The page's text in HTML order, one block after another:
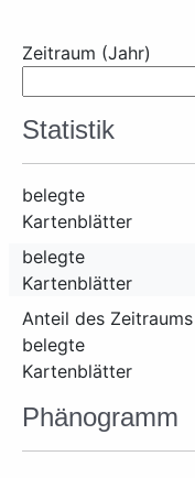
Zeitraum (Jahr)
Statistik
belegte
Kartenblätter
belegte
Kartenblätter
Anteil des Zeitraums
belegte
Kartenblätter
Phänogramm